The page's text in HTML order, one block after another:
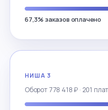
67,3% заказов оплачено
НИША 3
Оборот 778 418 ₽ · 201